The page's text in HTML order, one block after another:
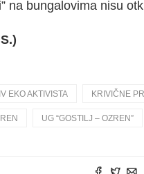
na bungalovima nisu
EKO AKTIVISTA KRIVIČNE
UG “GOSTILJ – OZREN”